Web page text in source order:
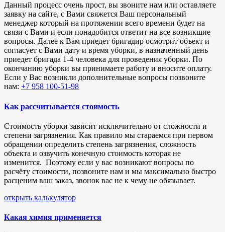
Данный процесс очень прост, вы звоните нам или оставляете
заявку на сайте, с Вами свяжется Ваш персональный
менеджер который на протяжении всего времени будет на
связи с Вами и если понадобится ответит на все возникшие
вопросы. Далее к Вам приедет бригадир осмотрит объект и
согласует с Вами дату и время уборки, в назначенный день
приедет бригада 1-4 человека для проведения уборки. По
окончанию уборки вы принимаете работу и вносите оплату.
Если у Вас возникли дополнительные вопросы позвоните
нам: +7 958 100-51-98
Как рассчитывается стоимость
Стоимость уборки зависит исключительно от сложности и
степени загрязнения. Как правило мы стараемся при первом
обращении определить степень загрязнения, сложность
объекта и озвучить конечную стоимость которая не
изменится. Поэтому если у вас возникают вопросы по
расчёту стоимости, позвоните нам и мы максимально быстро
расценим ваш заказ, звонок вас не к чему не обязывает.
открыть калькулятор
Какая химия применяется